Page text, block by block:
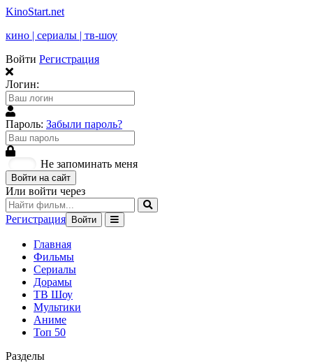
KinoStart.net
кино | сериалы | тв-шоу
Войти Регистрация
Логин:
Пароль: Забыли пароль?
Не запоминать меня
Войти на сайт
Или войти через
Регистрация Войти
Главная
Фильмы
Сериалы
Дорамы
ТВ Шоу
Мультики
Аниме
Топ 50
Разделы